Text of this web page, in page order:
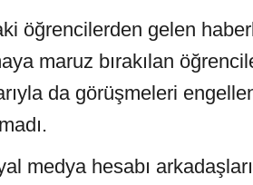
öğrencilerden gelen
maruz bırakılan
da görüşmeleri
medya hesabı